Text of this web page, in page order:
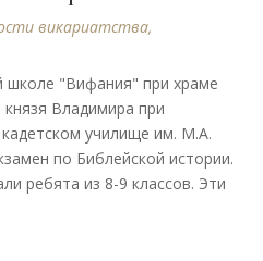
викариатства,
школе "Вифания" при храме
Владимира при
училище им. М.А.
по Библейской истории.
ребята из 8-9 классов. Эти